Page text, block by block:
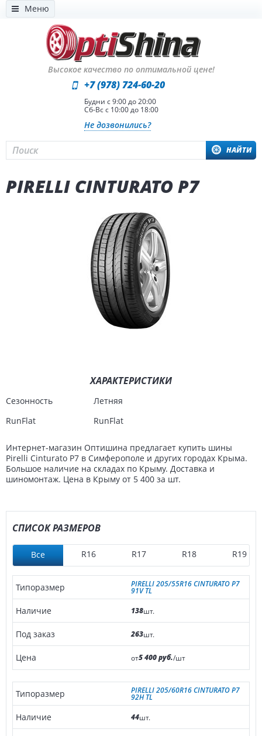
Меню
Высокое качество по оптимальной цене!
НАЙТИ
+7 (978) 724-60-20
Будни с 9:00 до 20:00
Сб-Вс с 10:00 до 18:00
Не дозвонились?
PIRELLI CINTURATO P7
ХАРАКТЕРИСТИКИ
Сезонность
Летняя
RunFlat
RunFlat
Интернет-магазин Оптишина предлагает купить шины
Pirelli Cinturato P7 в Симферополе и других городах Крыма.
Большое наличие на складах по Крыму. Доставка и
шиномонтаж. Цена в Крыму от 5 400 за шт.
СПИСОК РАЗМЕРОВ
Все R16 R17 R18 R19
PIRELLI 205/55R16 CINTURATO P7
91V TL
138шт.
263шт.
от5 400 руб./шт
PIRELLI 205/60R16 CINTURATO P7
92H TL
44шт.